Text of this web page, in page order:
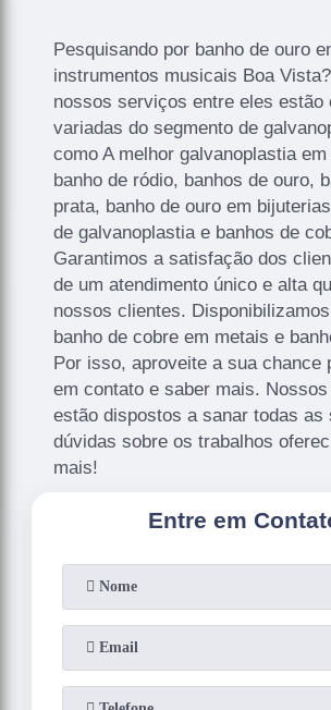
Pesquisando por banho de ouro
instrumentos musicais Boa
nossos serviços entre eles estão
variadas do segmento de
como A melhor galvanoplastia
banho de ródio, banhos de ouro,
prata, banho de ouro em
de galvanoplastia e banhos de
Garantimos a satisfação dos
de um atendimento único e alta
nossos clientes.
banho de cobre em metais e
Por isso, aproveite a sua chance
em contato e saber mais.
estão dispostos a sanar todas as
dúvidas sobre os trabalhos
mais!
Entre em